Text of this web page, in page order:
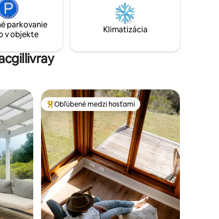
oceánskym vzduchom. Minimálny vplyv
na životné prostredie: solárne panely a
zber dažďovej vody.
parkovanie
v objekte
Klimatizácia
Najobľúbenejšie medzi hosťami
Obľúbené medzi hosťami